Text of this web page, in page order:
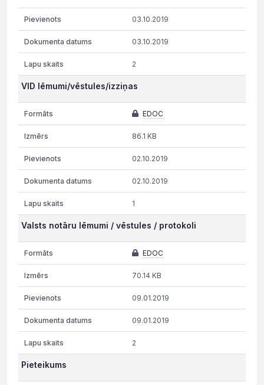
03.10.2019
03.10.2019
2
VID lēmumi/vēstules/izziņas
EDOC
86.1 KB
02.10.2019
02.10.2019
1
Valsts notāru lēmumi / vēstules / protokoli
EDOC
70.14 KB
09.01.2019
09.01.2019
2
Pieteikums